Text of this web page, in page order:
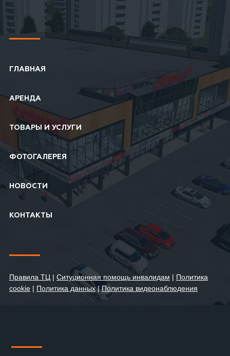
ГЛАВНАЯ
АРЕНДА
ТОВАРЫ И УСЛУГИ
ФОТОГАЛЕРЕЯ
НОВОСТИ
КОНТАКТЫ
Правила ТЦ | Ситуционная помощь инвалидам | Политика
cookie| Политика данных|Политика видеонаблюдения